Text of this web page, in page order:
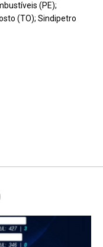
(PE);
(TO); Sindipetro